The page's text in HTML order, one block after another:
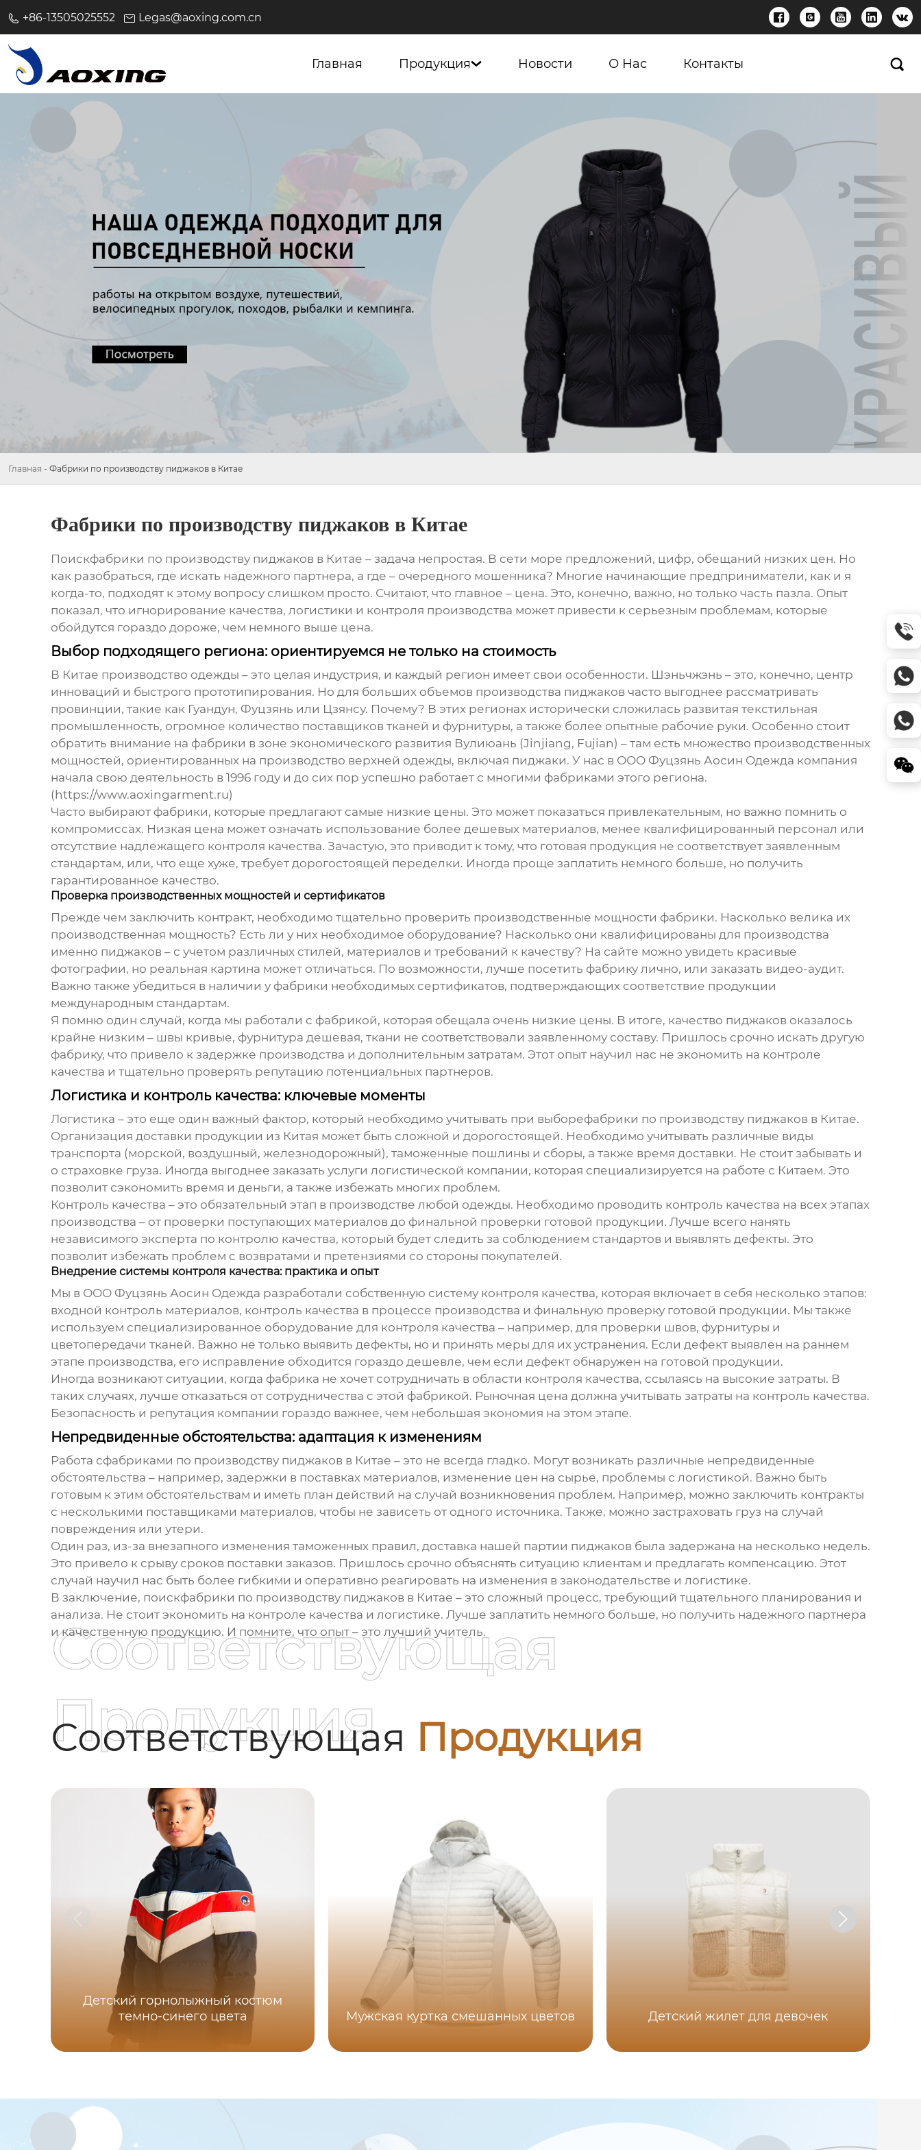
+86-13505025552 Legas@aoxing.com.cn     
Главная Продукция Новости О Нас Контакты 
Главная - Фабрики по производству пиджаков в Китае
Фабрики по производству пиджаков в Китае
Поискфабрики по производству пиджаков в Китае – задача непростая. В сети море предложений, цифр, обещаний низких цен. Но
как разобраться, где искать надежного партнера, а где – очередного мошенника? Многие начинающие предприниматели, как и я
когда-то, подходят к этому вопросу слишком просто. Считают, что главное – цена. Это, конечно, важно, но только часть пазла. Опыт
показал, что игнорирование качества, логистики и контроля производства может привести к серьезным проблемам, которые
обойдутся гораздо дороже, чем немного выше цена.
Выбор подходящего региона: ориентируемся не только на стоимость
В Китае производство одежды – это целая индустрия, и каждый регион имеет свои особенности. Шэньчжэнь – это, конечно, центр
инноваций и быстрого прототипирования. Но для больших объемов производства пиджаков часто выгоднее рассматривать
провинции, такие как Гуандун, Фуцзянь или Цзянсу. Почему? В этих регионах исторически сложилась развитая текстильная
промышленность, огромное количество поставщиков тканей и фурнитуры, а также более опытные рабочие руки. Особенно стоит
обратить внимание на фабрики в зоне экономического развития Вулиюань (Jinjiang, Fujian) – там есть множество производственных
мощностей, ориентированных на производство верхней одежды, включая пиджаки. У нас в ООО Фуцзянь Аосин Одежда компания
начала свою деятельность в 1996 году и до сих пор успешно работает с многими фабриками этого региона.
(https://www.aoxingarment.ru)
Часто выбирают фабрики, которые предлагают самые низкие цены. Это может показаться привлекательным, но важно помнить о
компромиссах. Низкая цена может означать использование более дешевых материалов, менее квалифицированный персонал или
отсутствие надлежащего контроля качества. Зачастую, это приводит к тому, что готовая продукция не соответствует заявленным
стандартам, или, что еще хуже, требует дорогостоящей переделки. Иногда проще заплатить немного больше, но получить
гарантированное качество.
Проверка производственных мощностей и сертификатов
Прежде чем заключить контракт, необходимо тщательно проверить производственные мощности фабрики. Насколько велика их
производственная мощность? Есть ли у них необходимое оборудование? Насколько они квалифицированы для производства
именно пиджаков – с учетом различных стилей, материалов и требований к качеству? На сайте можно увидеть красивые
фотографии, но реальная картина может отличаться. По возможности, лучше посетить фабрику лично, или заказать видео-аудит.
Важно также убедиться в наличии у фабрики необходимых сертификатов, подтверждающих соответствие продукции
международным стандартам.
Я помню один случай, когда мы работали с фабрикой, которая обещала очень низкие цены. В итоге, качество пиджаков оказалось
крайне низким – швы кривые, фурнитура дешевая, ткани не соответствовали заявленному составу. Пришлось срочно искать другую
фабрику, что привело к задержке производства и дополнительным затратам. Этот опыт научил нас не экономить на контроле
качества и тщательно проверять репутацию потенциальных партнеров.
Логистика и контроль качества: ключевые моменты
Логистика – это еще один важный фактор, который необходимо учитывать при выборефабрики по производству пиджаков в Китае.
Организация доставки продукции из Китая может быть сложной и дорогостоящей. Необходимо учитывать различные виды
транспорта (морской, воздушный, железнодорожный), таможенные пошлины и сборы, а также время доставки. Не стоит забывать и
о страховке груза. Иногда выгоднее заказать услуги логистической компании, которая специализируется на работе с Китаем. Это
позволит сэкономить время и деньги, а также избежать многих проблем.
Контроль качества – это обязательный этап в производстве любой одежды. Необходимо проводить контроль качества на всех этапах
производства – от проверки поступающих материалов до финальной проверки готовой продукции. Лучше всего нанять
независимого эксперта по контролю качества, который будет следить за соблюдением стандартов и выявлять дефекты. Это
позволит избежать проблем с возвратами и претензиями со стороны покупателей.
Внедрение системы контроля качества: практика и опыт
Мы в ООО Фуцзянь Аосин Одежда разработали собственную систему контроля качества, которая включает в себя несколько этапов:
входной контроль материалов, контроль качества в процессе производства и финальную проверку готовой продукции. Мы также
используем специализированное оборудование для контроля качества – например, для проверки швов, фурнитуры и
цветопередачи тканей. Важно не только выявить дефекты, но и принять меры для их устранения. Если дефект выявлен на раннем
этапе производства, его исправление обходится гораздо дешевле, чем если дефект обнаружен на готовой продукции.
Иногда возникают ситуации, когда фабрика не хочет сотрудничать в области контроля качества, ссылаясь на высокие затраты. В
таких случаях, лучше отказаться от сотрудничества с этой фабрикой. Рыночная цена должна учитывать затраты на контроль качества.
Безопасность и репутация компании гораздо важнее, чем небольшая экономия на этом этапе.
Непредвиденные обстоятельства: адаптация к изменениям
Работа сфабриками по производству пиджаков в Китае – это не всегда гладко. Могут возникать различные непредвиденные
обстоятельства – например, задержки в поставках материалов, изменение цен на сырье, проблемы с логистикой. Важно быть
готовым к этим обстоятельствам и иметь план действий на случай возникновения проблем. Например, можно заключить контракты
с несколькими поставщиками материалов, чтобы не зависеть от одного источника. Также, можно застраховать груз на случай
повреждения или утери.
Один раз, из-за внезапного изменения таможенных правил, доставка нашей партии пиджаков была задержана на несколько недель.
Это привело к срыву сроков поставки заказов. Пришлось срочно объяснять ситуацию клиентам и предлагать компенсацию. Этот
случай научил нас быть более гибкими и оперативно реагировать на изменения в законодательстве и логистике.
В заключение, поискфабрики по производству пиджаков в Китае – это сложный процесс, требующий тщательного планирования и
анализа. Не стоит экономить на контроле качества и логистике. Лучше заплатить немного больше, но получить надежного партнера
и качественную продукцию. И помните, что опыт – это лучший учитель.
Соответствующая Продукция
Соответствующая
Продукция
Детский горнолыжный костюм
темно-синего цвета
Мужская куртка смешанных цветов Детский жилет для девочек